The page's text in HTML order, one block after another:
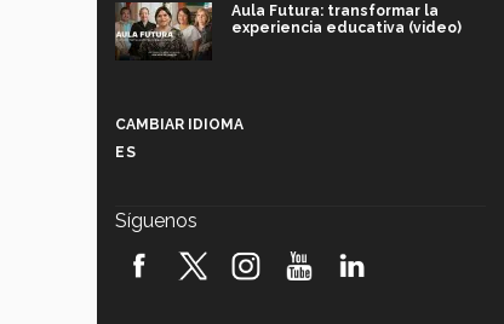
Aula Futura: transformar la
experiencia educativa (video)
robótica FIRST 2026! (video)
CAMBIAR IDIOMA
ES
Síguenos